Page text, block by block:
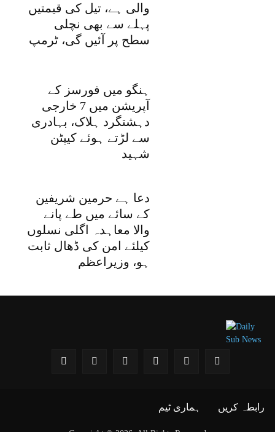
والی ہے، تیل کی قیمتیں
پہلے سے بھی نچلی
سطح پر آئیں گی، ٹرمپ
ہنگو میں فورسز کے
آپریشن میں 7 خارجی
دہشتگرد ہلاک، بہادری
سے لڑتے ہوئے کیپٹن
شہید
دعا ہے حرمین شریفین
کے سائے میں طے پانے
والا معاہدہ اگلی نسلوں
کیلئے امن کی ڈھال ثابت
ہو، وزیراعظم
رابطہ کریں ہماری ٹیم